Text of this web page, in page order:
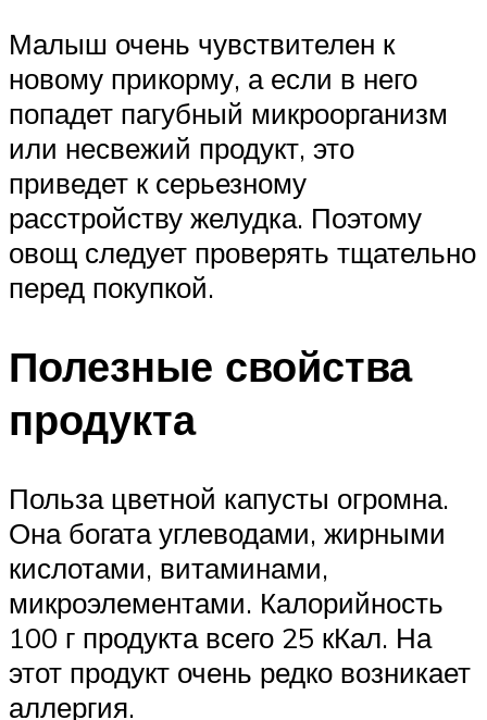
Малыш очень чувствителен к
новому прикорму, а если в него
попадет пагубный микроорганизм
или несвежий продукт, это
приведет к серьезному
расстройству желудка. Поэтому
овощ следует проверять тщательно
перед покупкой.
Полезные свойства
продукта
Польза цветной капусты огромна.
Она богата углеводами, жирными
кислотами, витаминами,
микроэлементами. Калорийность
100 г продукта всего 25 кКал. На
этот продукт очень редко возникает
аллергия.